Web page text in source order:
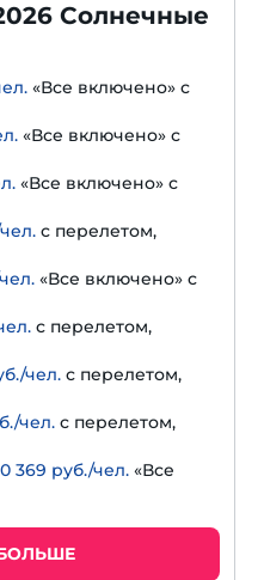
Солнечные
«Все включено» с
«Все включено» с
«Все включено» с
с перелетом,
«Все включено» с
с перелетом,
чел. с перелетом,
чел. с перелетом,
369 руб./чел. «Все